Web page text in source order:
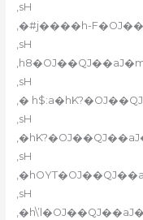
,sH
,�#j����h-
,sH
,sH
,�
,sH
,sH
,sH